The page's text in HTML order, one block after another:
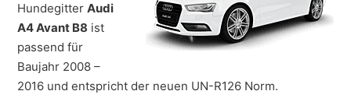
HundegitterAudi
A4 Avant B8 ist
passend für
Baujahr 2008 –
2016 und entspricht der neuen UN-R126 Norm.